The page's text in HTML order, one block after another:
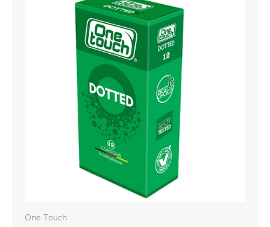
One Touch